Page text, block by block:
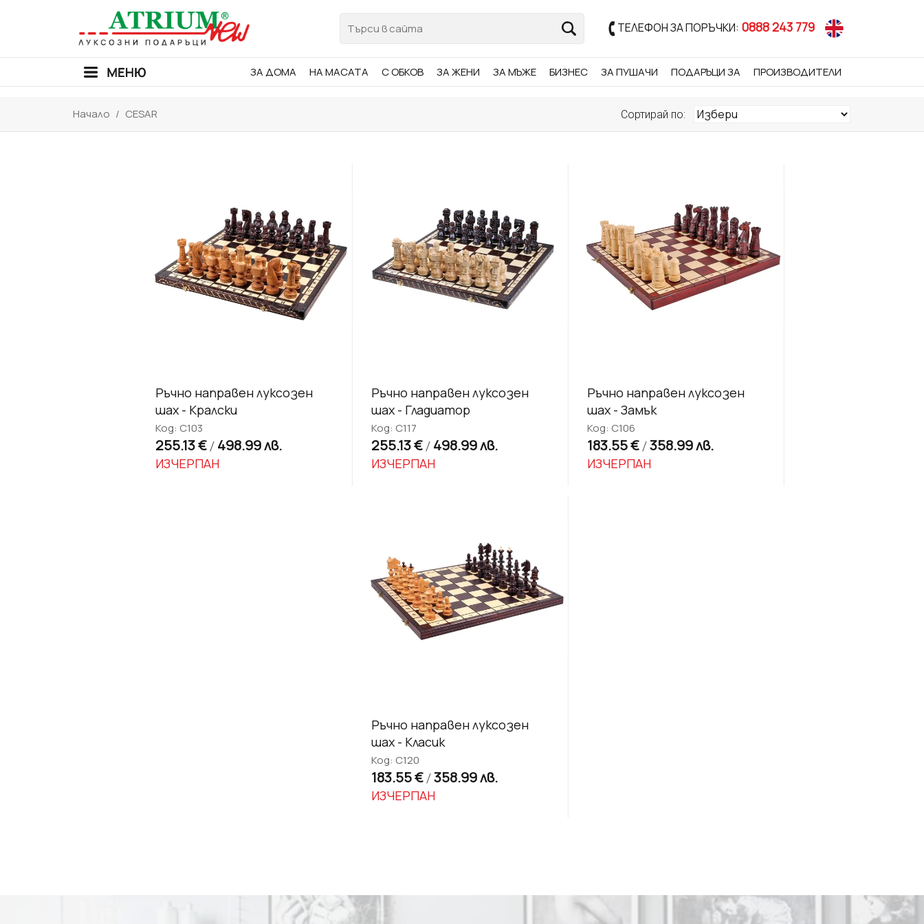
ТЕЛЕФОН ЗА ПОРЪЧКИ: 0888 243 779
ЗА ДОМА НА МАСАТА С ОБКОВ ЗА ЖЕНИ ЗА МЪЖЕ БИЗНЕС ЗА ПУШАЧИ ПОДАРЪЦИ ЗА ПРОИЗВОДИТЕЛИ
Начало CESAR Сортирай по:
Ръчно направен луксозен
шах - Кралски
Код: C103
255.13 €/ 498.99 лв.
ИЗЧЕРПАН
Ръчно направен луксозен
шах - Гладиатор
Код: C117
255.13 €/ 498.99 лв.
ИЗЧЕРПАН
Ръчно направен луксозен
шах - Замък
Код: C106
183.55 €/358.99 лв.
ИЗЧЕРПАН
Ръчно направен луксозен
шах - Класик
Код: C120
183.55 €/358.99 лв.
ИЗЧЕРПАН